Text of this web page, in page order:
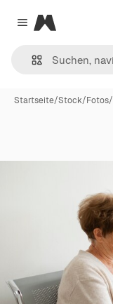
Close menu
Magnific
Startseite/Stock/Fotos/